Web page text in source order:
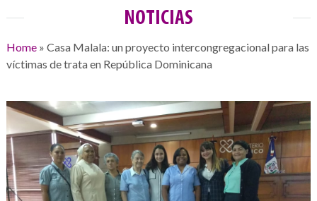
NOTICIAS
Home» Casa Malala: un proyecto intercongregacional para las
víctimas de trata en República Dominicana